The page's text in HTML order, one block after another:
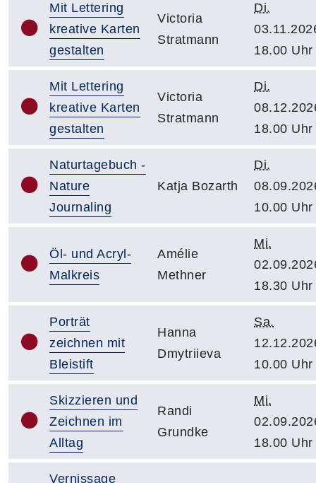
Mit Lettering
kreative Karten
gestalten
Victoria
Stratmann
Di.
18.00 Uhr
Mit Lettering
kreative Karten
gestalten
Victoria
Stratmann
Di.
18.00 Uhr
Naturtagebuch -
Nature
Journaling
Katja Bozarth
Di.
10.00 Uhr
Öl- und Acryl-
Malkreis
Amélie
Methner
Mi.
18.30 Uhr
Porträt
zeichnen mit
Bleistift
Hanna
Dmytriieva
Sa.
10.00 Uhr
Skizzieren und
Zeichnen im
Alltag
Randi
Grundke
Mi.
18.00 Uhr
Vernissage